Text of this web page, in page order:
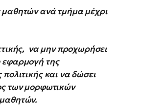
μαθητών ανά τμήμα μέχρι
να μην προχωρήσει
εφαρμογή της
πολιτικής και να δώσει
των μορφωτικών